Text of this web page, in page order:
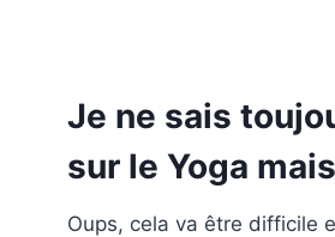
Je ne sais
sur le Yoga
Oups, cela va être difficile